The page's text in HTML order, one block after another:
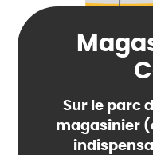
Sur le parc
magasinier